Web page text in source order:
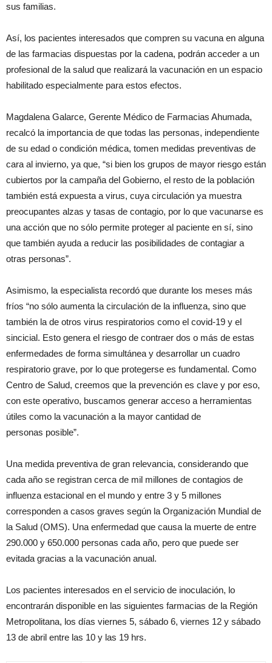
sus familias.
Así, los pacientes interesados que compren su vacuna en alguna
de las farmacias dispuestas por la cadena, podrán acceder a un
profesional de la salud que realizará la vacunación en un espacio
habilitado especialmente para estos efectos.
Magdalena Galarce, Gerente Médico de Farmacias Ahumada,
recalcó la importancia de que todas las personas, independiente
de su edad o condición médica, tomen medidas preventivas de
cara al invierno, ya que, “si bien los grupos de mayor riesgo están
cubiertos por la campaña del Gobierno, el resto de la población
también está expuesta a virus, cuya circulación ya muestra
preocupantes alzas y tasas de contagio, por lo que vacunarse es
una acción que no sólo permite proteger al paciente en sí, sino
que también ayuda a reducir las posibilidades de contagiar a
otras personas”.
Asimismo, la especialista recordó que durante los meses más
fríos “no sólo aumenta la circulación de la influenza, sino que
también la de otros virus respiratorios como el covid-19 y el
sincicial. Esto genera el riesgo de contraer dos o más de estas
enfermedades de forma simultánea y desarrollar un cuadro
respiratorio grave, por lo que protegerse es fundamental. Como
Centro de Salud, creemos que la prevención es clave y por eso,
con este operativo, buscamos generar acceso a herramientas
útiles como la vacunación a la mayor cantidad de
personas posible”.
Una medida preventiva de gran relevancia, considerando que
cada año se registran cerca de mil millones de contagios de
influenza estacional en el mundo y entre 3 y 5 millones
corresponden a casos graves según la Organización Mundial de
la Salud (OMS). Una enfermedad que causa la muerte de entre
290.000 y 650.000 personas cada año, pero que puede ser
evitada gracias a la vacunación anual.
Los pacientes interesados en el servicio de inoculación, lo
encontrarán disponible en las siguientes farmacias de la Región
Metropolitana, los días viernes 5, sábado 6, viernes 12 y sábado
13 de abril entre las 10 y las 19 hrs.